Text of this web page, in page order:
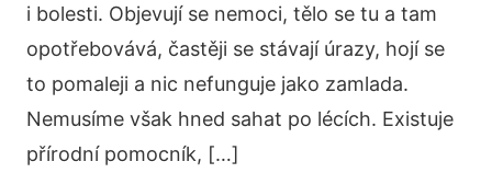
i bolesti. Objevují se nemoci, tělo se tu a tam
opotřebovává, častěji se stávají úrazy, hojí se
to pomaleji a nic nefunguje jako zamlada.
Nemusíme však hned sahat po lécích. Existuje
přírodní pomocník, […]